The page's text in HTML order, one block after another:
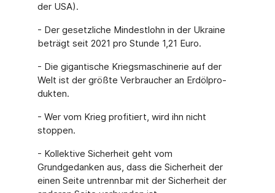
der USA).
- Der gesetzliche Mindestlohn in der Ukraine
beträgt seit 2021 pro Stunde 1,21 Euro.
- Die gigantische Kriegsmaschinerie auf der
Welt ist der größte Verbraucher an Erdölpro­
dukten.
- Wer vom Krieg profitiert, wird ihn nicht
stoppen.
- Kollektive Sicherheit geht vom
Grundgedanken aus, dass die Sicherheit der
einen Seite untrennbar mit der Sicherheit der